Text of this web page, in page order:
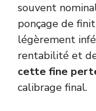
souvent
ponçage de
légèrement
rentabilité et
cette fine
calibrage final.